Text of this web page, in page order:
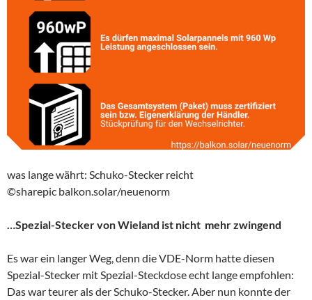
was lange währt: Schuko-Stecker reicht
©sharepic balkon.solar/neuenorm
…Spezial-Stecker von Wieland ist nicht mehr zwingend
Es war ein langer Weg, denn die VDE-Norm hatte diesen
Spezial-Stecker mit Spezial-Steckdose echt lange empfohlen:
Das war teurer als der Schuko-Stecker. Aber nun konnte der